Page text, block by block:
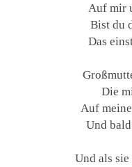
Auf mir
Bist du
Das
Die
Auf
Und
Und als